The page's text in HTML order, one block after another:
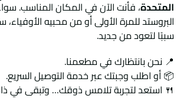
المتحدة، فأنت الآن في المكان المناسب.
البروستد للمرة الأولى أو من محبيه
سببًا لتعود من جديد.
📍 نحن بانتظارك في مطعمنا.
📦أو اطلب وجبتك عبر خدمة التوصيل السريع.
🍴 استعد لتجربة تلامس ذوقك… وتبقى في